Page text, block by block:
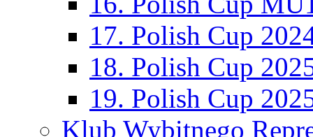
17. Polish Cup
18. Polish Cup
19. Polish Cup
Klub Wybitnego